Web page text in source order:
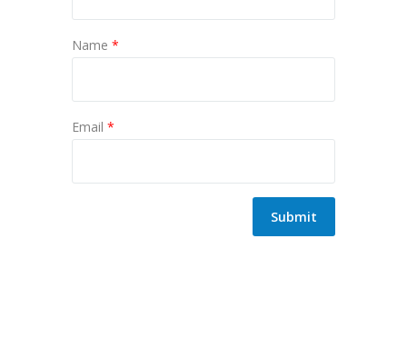
Name *
Email *